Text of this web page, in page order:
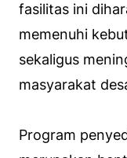
fasilitas ini
memenuhi
sekaligus
masyarakat
Program